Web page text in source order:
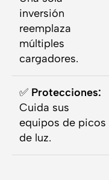
inversión
reemplaza
múltiples
cargadores.
✅ Protecciones:
Cuida sus
equipos de picos
de luz.